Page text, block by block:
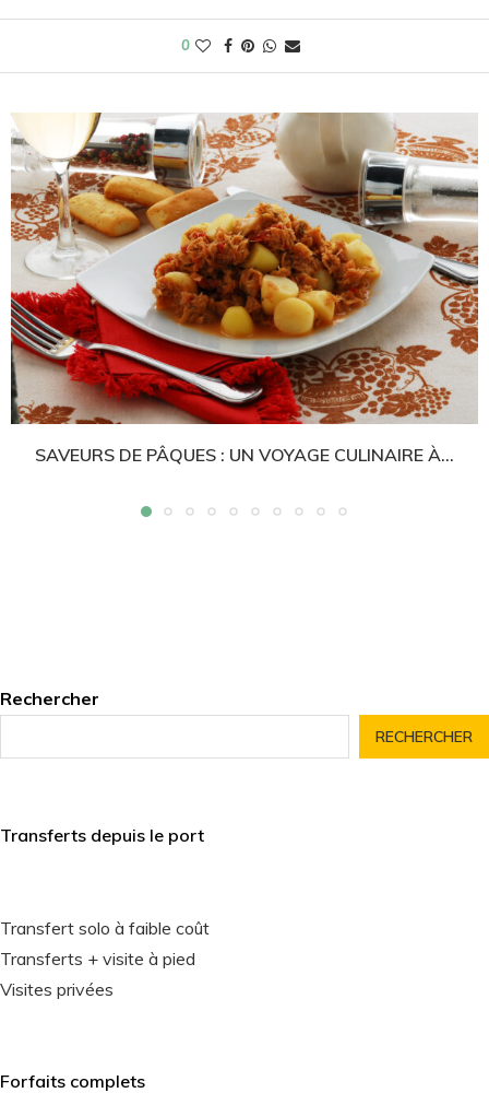
0
SAVEURS DE PÂQUES : UN VOYAGE CULINAIRE À...
Rechercher
RECHERCHER
Transferts depuis le port
Transfert solo à faible coût
Transferts + visite à pied
Visites privées
Forfaits complets